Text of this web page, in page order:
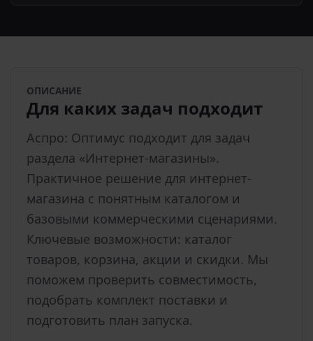
ОПИСАНИЕ
Для каких задач подходит
Аспро: Оптимус подходит для задач
раздела «Интернет-магазины».
Практичное решение для интернет-
магазина с понятным каталогом и
базовыми коммерческими сценариями.
Ключевые возможности: каталог
товаров, корзина, акции и скидки. Мы
поможем проверить совместимость,
подобрать комплект поставки и
подготовить план запуска.